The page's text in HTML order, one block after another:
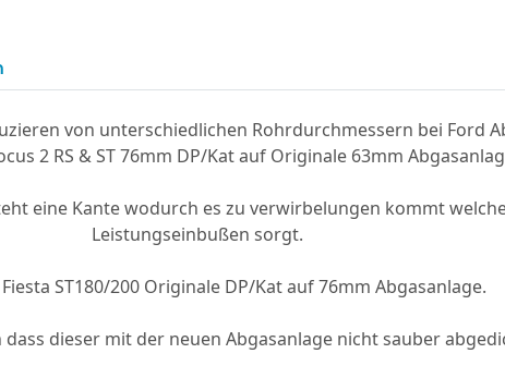
von unterschiedlichen Rohrdurchmessern bei Ford
2 RS & ST 76mm DP/Kat auf Originale 63mm
eine Kante wodurch es zu verwirbelungen kommt
Leistungseinbußen sorgt.
ST180/200 Originale DP/Kat auf 76mm Abgasanlage.
dieser mit der neuen Abgasanlage nicht sauber